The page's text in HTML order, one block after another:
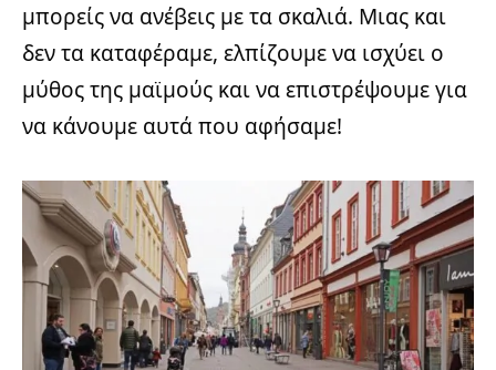
μπορείς να ανέβεις με τα σκαλιά. Μιας και
δεν τα καταφέραμε, ελπίζουμε να ισχύει ο
μύθος της μαϊμούς και να επιστρέψουμε για
να κάνουμε αυτά που αφήσαμε!